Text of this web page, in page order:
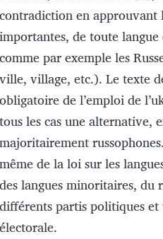
contradiction en approuvant
importantes, de toute
comme par exemple les
ville, village, etc.). Le texte
obligatoire de l’emploi de
tous les cas une alternative,
majoritairement
même de la loi sur les
des langues minoritaires, du
différents partis politiques et
électorale.